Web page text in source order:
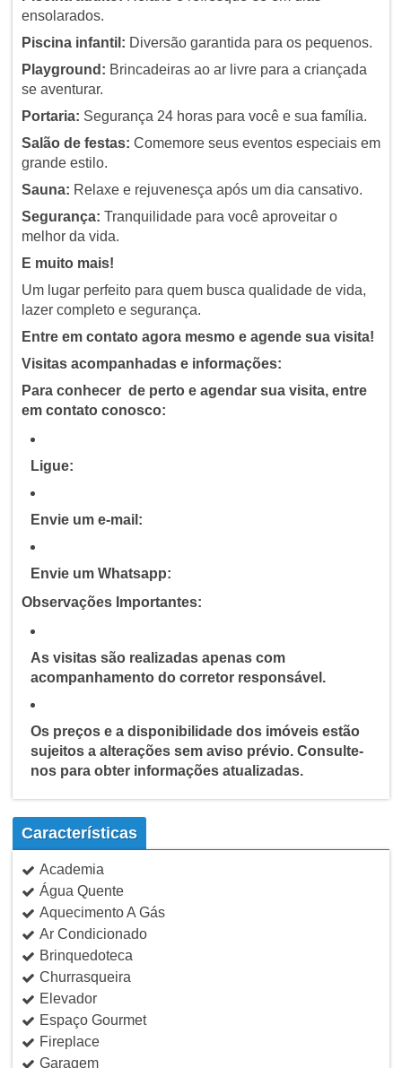
ensolarados.
Piscina infantil: Diversão garantida para os pequenos.
Playground: Brincadeiras ao ar livre para a criançada
se aventurar.
Portaria: Segurança 24 horas para você e sua família.
Salão de festas: Comemore seus eventos especiais em
grande estilo.
Sauna: Relaxe e rejuvenesça após um dia cansativo.
Segurança: Tranquilidade para você aproveitar o
melhor da vida.
E muito mais!
Um lugar perfeito para quem busca qualidade de vida,
lazer completo e segurança.
Entre em contato agora mesmo e agende sua visita!
Visitas acompanhadas e informações:
Para conhecer de perto e agendar sua visita, entre
em contato conosco:
Ligue:
Envie um e-mail:
Envie um Whatsapp:
Observações Importantes:
As visitas são realizadas apenas com
acompanhamento do corretor responsável.
Os preços e a disponibilidade dos imóveis estão
sujeitos a alterações sem aviso prévio. Consulte-
nos para obter informações atualizadas.
Características
Academia
Água Quente
Aquecimento A Gás
Ar Condicionado
Brinquedoteca
Churrasqueira
Elevador
Espaço Gourmet
Fireplace
Garagem